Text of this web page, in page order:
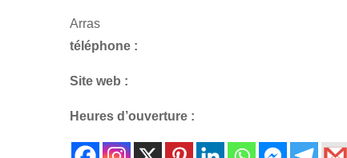
Arras
téléphone :
Site web :
Heures d’ouverture :